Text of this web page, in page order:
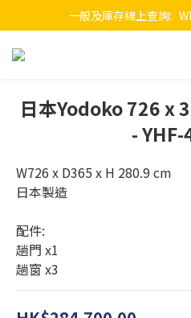
一般及庫存線上查詢:
日本Yodoko 726 x
-
W726 x D365 x H 280.9 cm
日本製造
配件:
趟門 x1
趟窗 x3